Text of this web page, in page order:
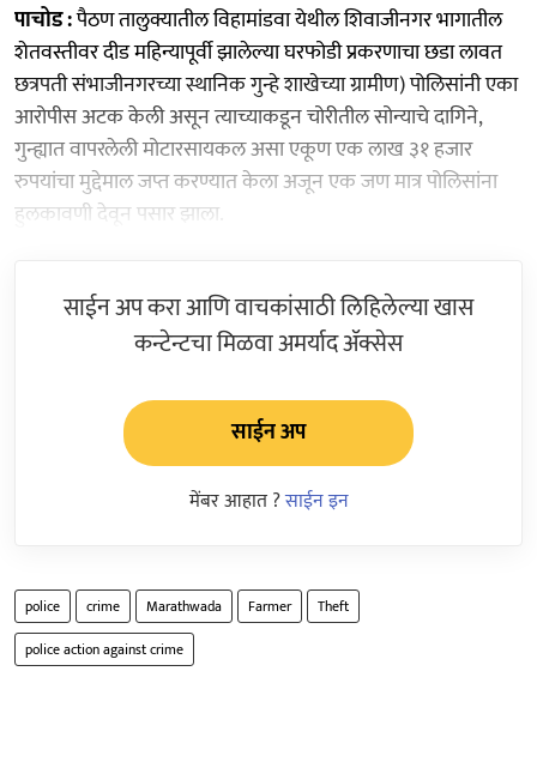
पाचोड :पैठण तालुक्यातील विहामांडवा येथील शिवाजीनगर भागातील
शेतवस्तीवर दीड महिन्यापूर्वी झालेल्या घरफोडी प्रकरणाचा छडा लावत
छत्रपती संभाजीनगरच्या स्थानिक गुन्हे शाखेच्या ग्रामीण) पोलिसांनी एका
आरोपीस अटक केली असून त्याच्याकडून चोरीतील सोन्याचे दागिने,
गुन्ह्यात वापरलेली मोटारसायकल असा एकूण एक लाख ३१ हजार
रुपयांचा मुद्देमाल जप्त करण्यात केला अजून एक जण मात्र पोलिसांना
हुलकावणी देवून पसार झाला.
साईन अप करा आणि वाचकांसाठी लिहिलेल्या खास
कन्टेन्टचा मिळवा अमर्याद ॲक्सेस
साईन अप
मेंबर आहात ?साईन इन
police crime Marathwada Farmer
Theft
police action against crime